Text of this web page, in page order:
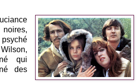
noires,
qui
des